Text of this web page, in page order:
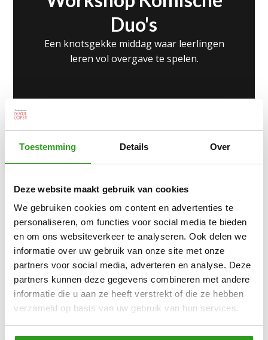
Toestemming Details Over
Deze website maakt gebruik van cookies
We gebruiken cookies om content en advertenties te
personaliseren, om functies voor social media te bieden
en om ons websiteverkeer te analyseren. Ook delen we
informatie over uw gebruik van onze site met onze
partners voor social media, adverteren en analyse. Deze
partners kunnen deze gegevens combineren met andere
informatie die u aan ze heeft verstrekt of die ze hebben
verzameld op basis van uw gebruik van hun services.
Duo's
Een knotsgekke middag waar leerlingen
leren vol overgave te spelen.
Workshop
Theatersport
Vanuit theatertechnieken leren we
leerlingen zich beter en vooral bewuster te
presenteren.